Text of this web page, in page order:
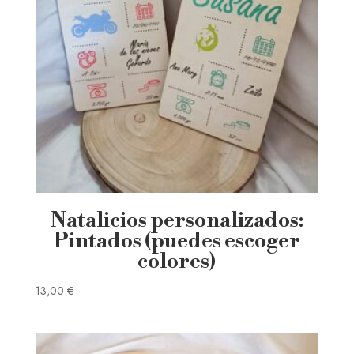
Natalicios personalizados:
Pintados (puedes escoger
colores)
13,00 €